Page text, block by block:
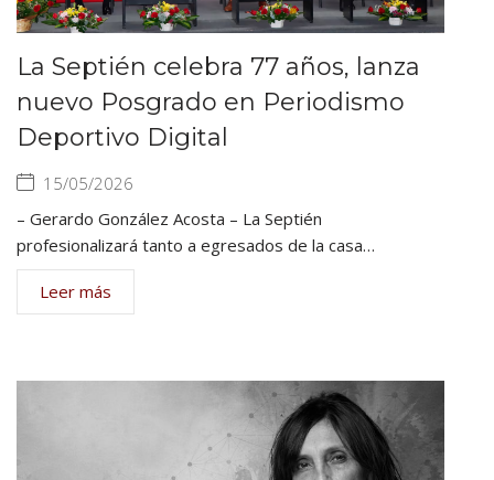
La Septién celebra 77 años, lanza
nuevo Posgrado en Periodismo
Deportivo Digital
15/05/2026
– Gerardo González Acosta – La Septién
profesionalizará tanto a egresados de la casa…
Leer más